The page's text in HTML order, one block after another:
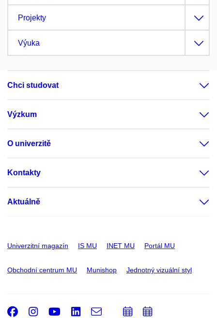
Projekty
Výuka
Chci studovat
Výzkum
O univerzitě
Kontakty
Aktuálně
Univerzitní magazín IS MU INET MU Portál MU
Obchodní centrum MU Munishop Jednotný vizuální styl
Facebook
Instagram
Youtube
LinkedIn
e-
PřidatPřidat